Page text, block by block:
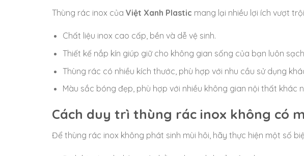
Thùng rác inox của Việt Xanh Plastic mang lại nhiều lợi ích vượt
Chất liệu inox cao cấp, bền và dễ vệ sinh.
Thiết kế nắp kín giúp giữ cho không gian sống của bạn luôn
Thùng rác có nhiều kích thước, phù hợp với nhu cầu sử dụng
Màu sắc bóng đẹp, phù hợp với nhiều không gian nội thất khác
Cách duy trì thùng rác inox không có
Để thùng rác inox không phát sinh mùi hôi, hãy thực hiện một số